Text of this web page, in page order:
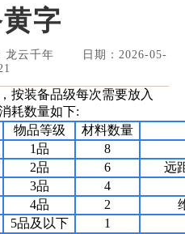
字
云千年 日期：2026-05-
按装备品级每次需要放入
耗数量如下:
物品等级
材料数量
1品
8
2品 6
远
3品
4
4品 2
5品及以下
1